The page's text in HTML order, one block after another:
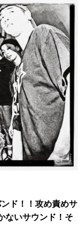
ド！！攻め責めサ
ないサウンド！そ